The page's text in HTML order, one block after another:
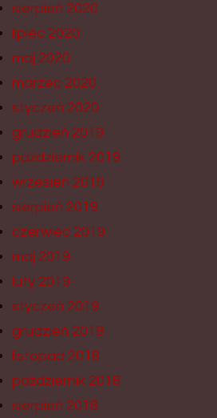
sierpień 2020
lipiec 2020
maj 2020
marzec 2020
styczeń 2020
grudzień 2019
październik 2019
wrzesień 2019
sierpień 2019
czerwiec 2019
maj 2019
luty 2019
styczeń 2019
grudzień 2018
listopad 2018
październik 2018
sierpień 2018